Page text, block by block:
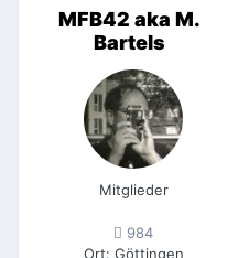
MFB42 aka M.
Bartels
Mitglieder
984
Ort: Göttingen